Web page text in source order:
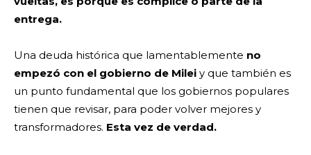
entrega.
Una deuda histórica que lamentablemente no
empezó con el gobierno de Milei y que también es
un punto fundamental que los gobiernos populares
tienen que revisar, para poder volver mejores y
transformadores. Esta vez de verdad.